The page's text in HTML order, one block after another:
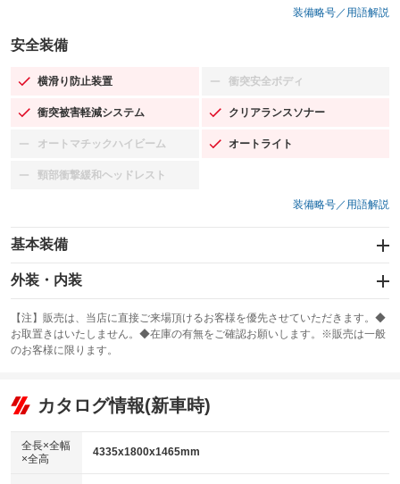
装備略号／用語解説
安全装備
横滑り防止装置
：装備あり 衝突安全ボディ
：装備なし
衝突被害軽減システム
：装備あり クリアランスソナー
：装備あり
オートマチックハイビーム
：装備なし オートライト
：装備あり
頸部衝撃緩和ヘッドレスト
：装備なし
装備略号／用語解説
基本装備
エアバッグ：運転席/助手席/サイド
：装備あり
：装備なし
サンルーフ
：装備なし ABS
リフトアップ
：装備なし
：装備なし
パワーウィンドウ
外装・内装
カーナビ：HDDナビ
：装備あり
TV
：装備なし
ビジュアル
：装備なし
：装備あり
革シート
【注】販売は、当店に直接ご来場頂けるお客様を優先させていただきます。◆
お取置きはいたしません。◆在庫の有無をご確認お願いします。※販売は一般
のお客様に限ります。
カタログ情報(新車時)
全長×全幅
×全高
4335x1800x1465mm